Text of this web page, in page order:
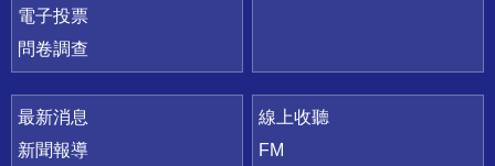
電子投票
問卷調查
最新消息
新聞報導
線上收聽
FM